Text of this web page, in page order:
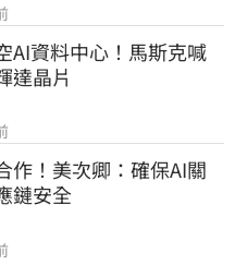
AI資料中心！馬斯克喊
達晶片
作！美次卿：確保AI關
鏈安全